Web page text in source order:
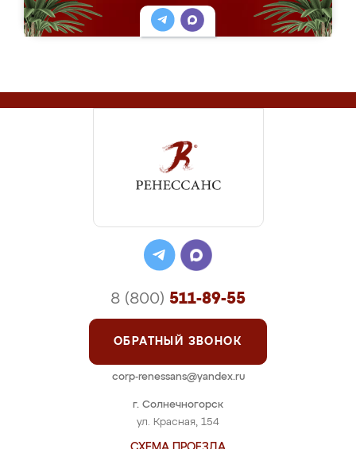
г. Солнечногорск
ул. Красная, 154
8 (800) 511-89-55
ОБРАТНЫЙ ЗВОНОК
corp-renessans@yandex.ru